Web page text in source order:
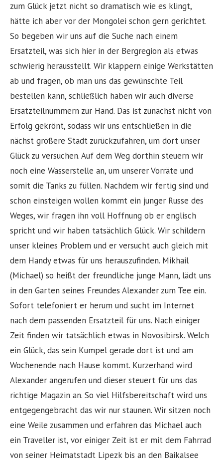
zum Glück jetzt nicht so dramatisch wie es klingt,
hätte ich aber vor der Mongolei schon gern gerichtet.
So begeben wir uns auf die Suche nach einem
Ersatzteil, was sich hier in der Bergregion als etwas
schwierig herausstellt. Wir klappern einige Werkstätten
ab und fragen, ob man uns das gewünschte Teil
bestellen kann, schließlich haben wir auch diverse
Ersatzteilnummern zur Hand. Das ist zunächst nicht von
Erfolg gekrönt, sodass wir uns entschließen in die
nächst größere Stadt zurückzufahren, um dort unser
Glück zu versuchen. Auf dem Weg dorthin steuern wir
noch eine Wasserstelle an, um unserer Vorräte und
somit die Tanks zu füllen. Nachdem wir fertig sind und
schon einsteigen wollen kommt ein junger Russe des
Weges, wir fragen ihn voll Hoffnung ob er englisch
spricht und wir haben tatsächlich Glück. Wir schildern
unser kleines Problem und er versucht auch gleich mit
dem Handy etwas für uns herauszufinden. Mikhail
(Michael) so heißt der freundliche junge Mann, lädt uns
in den Garten seines Freundes Alexander zum Tee ein.
Sofort telefoniert er herum und sucht im Internet
nach dem passenden Ersatzteil für uns. Nach einiger
Zeit finden wir tatsächlich etwas in Novosibirsk. Welch
ein Glück, das sein Kumpel gerade dort ist und am
Wochenende nach Hause kommt. Kurzerhand wird
Alexander angerufen und dieser steuert für uns das
richtige Magazin an. So viel Hilfsbereitschaft wird uns
entgegengebracht das wir nur staunen. Wir sitzen noch
eine Weile zusammen und erfahren das Michael auch
ein Traveller ist, vor einiger Zeit ist er mit dem Fahrrad
von seiner Heimatstadt Lipezk bis an den Baikalsee